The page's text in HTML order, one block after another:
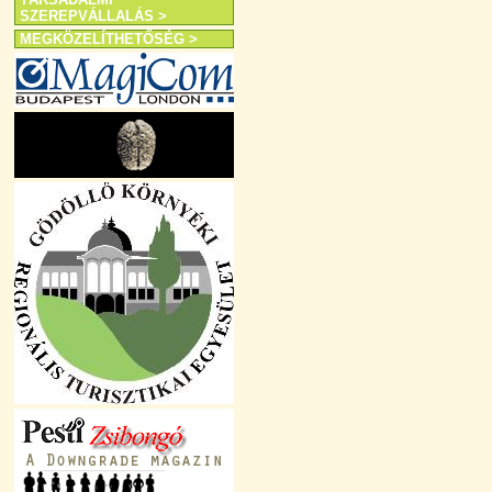
SZEREPVÁLLALÁS >
MEGKÖZELÍTHETŐSÉG >